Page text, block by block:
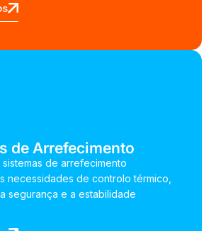
de Arrefecimento
de arrefecimento
necessidades de controlo térmico,
segurança e a estabilidade